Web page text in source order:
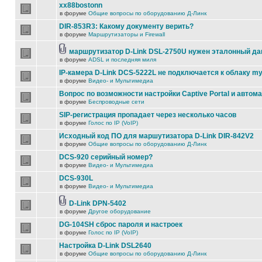
xx88bostonn
в форуме Общие вопросы по оборудованию Д-Линк
DIR-853R3: Какому документу верить?
в форуме Маршрутизаторы и Firewall
маршрутизатор D-Link DSL-2750U нужен эталонный
в форуме ADSL и последняя миля
IP-камера D-Link DCS-5222L не подключается к облаку
в форуме Видео- и Мультимедиа
Вопрос по возможности настройки Captive Portal и
в форуме Беспроводные сети
SIP-регистрация пропадает через несколько часов
в форуме Голос по IP (VoIP)
Исходный код ПО для маршутизатора D-Link DIR-842V2
в форуме Общие вопросы по оборудованию Д-Линк
DCS-920 серийный номер?
в форуме Видео- и Мультимедиа
DCS-930L
в форуме Видео- и Мультимедиа
D-Link DPN-5402
в форуме Другое оборудование
DG-104SH сброс пароля и настроек
в форуме Голос по IP (VoIP)
Настройка D-Link DSL2640
в форуме Общие вопросы по оборудованию Д-Линк